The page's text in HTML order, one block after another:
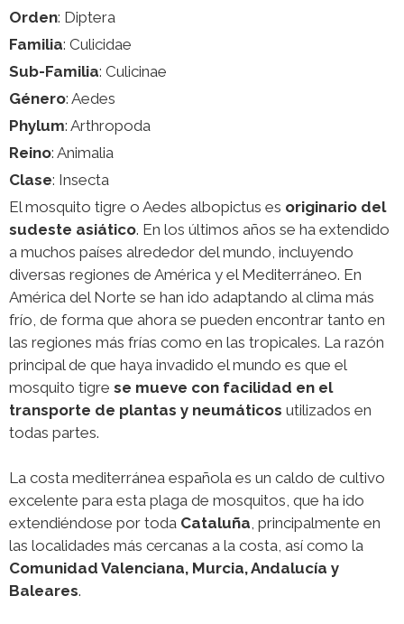
Orden: Diptera
Familia: Culicidae
Sub-Familia: Culicinae
Género: Aedes
Phylum: Arthropoda
Reino: Animalia
Clase: Insecta
El mosquito tigre o Aedes albopictus es originario del
sudeste asiático. En los últimos años se ha extendido
a muchos países alrededor del mundo, incluyendo
diversas regiones de América y el Mediterráneo. En
América del Norte se han ido adaptando al clima más
frío, de forma que ahora se pueden encontrar tanto en
las regiones más frías como en las tropicales. La razón
principal de que haya invadido el mundo es que el
mosquito tigre se mueve con facilidad en el
transporte de plantas y neumáticos utilizados en
todas partes.
La costa mediterránea española es un caldo de cultivo
excelente para esta plaga de mosquitos, que ha ido
extendiéndose por toda Cataluña, principalmente en
las localidades más cercanas a la costa, así como la
Comunidad Valenciana, Murcia, Andalucía y
Baleares.